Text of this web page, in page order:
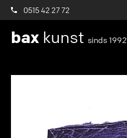
0515 42 27 72
bax kunst sinds 1992